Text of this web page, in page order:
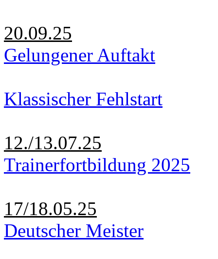
20.09.25
Gelungener Auftakt
Klassischer Fehlstart
12./13.07.25
Trainerfortbildung 2025
17/18.05.25
Deutscher Meister